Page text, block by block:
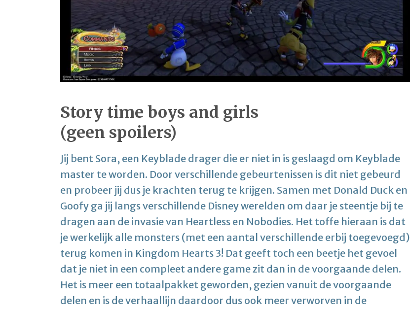
Story time boys and girls
(geen spoilers)
Jij bent Sora, een Keyblade drager die er niet in is geslaagd om Keyblade
master te worden. Door verschillende gebeurtenissen is dit niet gebeurd
en probeer jij dus je krachten terug te krijgen. Samen met Donald Duck en
Goofy ga jij langs verschillende Disney werelden om daar je steentje bij te
dragen aan de invasie van Heartless en Nobodies. Het toffe hieraan is dat
je werkelijk alle monsters (met een aantal verschillende erbij toegevoegd)
terug komen in Kingdom Hearts 3! Dat geeft toch een beetje het gevoel
dat je niet in een compleet andere game zit dan in de voorgaande delen.
Het is meer een totaalpakket geworden, gezien vanuit de voorgaande
delen en is de verhaallijn daardoor dus ook meer verworven in de